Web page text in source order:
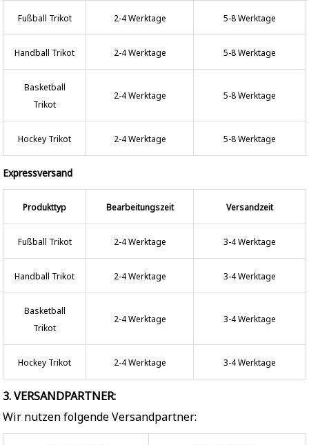
Fußball Trikot 2-4 Werktage 5-8 Werktage
Handball Trikot 2-4 Werktage 5-8 Werktage
Basketball
Trikot
2-4 Werktage 5-8 Werktage
Hockey Trikot 2-4 Werktage 5-8 Werktage
Expressversand
Produkttyp Bearbeitungszeit Versandzeit
Fußball Trikot 2-4 Werktage 3-4 Werktage
Handball Trikot 2-4 Werktage 3-4 Werktage
Basketball
Trikot
2-4 Werktage 3-4 Werktage
Hockey Trikot 2-4 Werktage 3-4 Werktage
3. VERSANDPARTNER:
Wir nutzen folgende Versandpartner: